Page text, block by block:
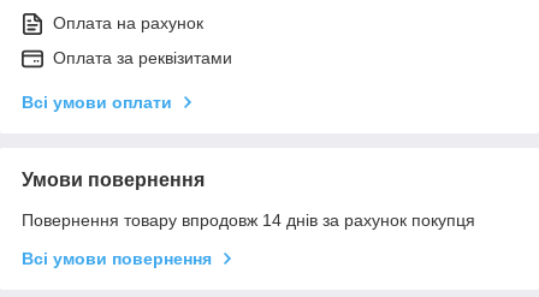
Оплата на рахунок
Оплата за реквізитами
Всі умови оплати
Умови повернення
Повернення товару впродовж 14 днів за рахунок покупця
Всі умови повернення